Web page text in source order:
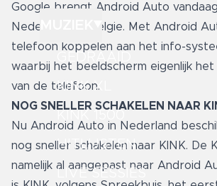
GEDRAAID
KINK XL
HITLIJSTEN
LIVE SESSIES
Google brengt Android Auto
Nederland en Belgie. Met Android
telefoon koppelen aan het info-
waarbij het beeldscherm eigenlijk het
van de telefoon.
NOG SNELLER SCHAKELEN NAAR
Nu Android Auto in Nederland
nog sneller schakelen naar KINK. De
namelijk al aangepast naar Android